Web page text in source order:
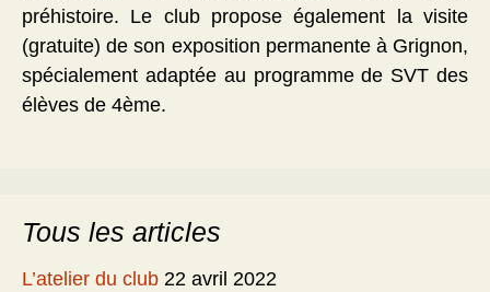
préhistoire. Le club propose également la visite
(gratuite) de son exposition permanente à Grignon,
spécialement adaptée au programme de SVT des
élèves de 4ème.
Tous les articles
L’atelier du club 22 avril 2022